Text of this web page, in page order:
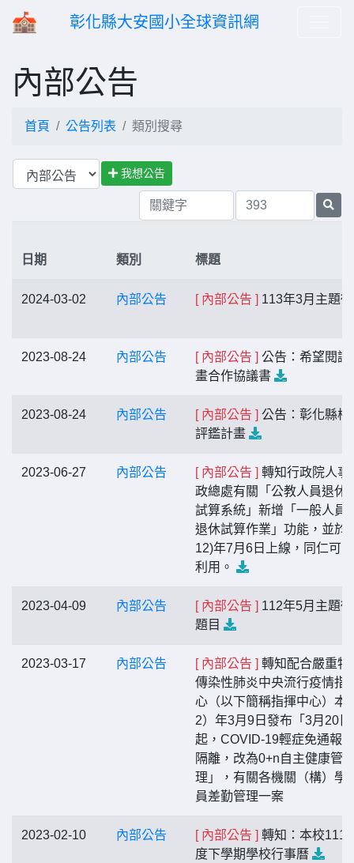
彰化縣大安國小全球資訊網
內部公告
首頁 公告列表 類別搜尋
我想公告
日期 類別 標題
2024-03-02 內部公告 [ 內部公告 ] 113年3月主題
2023-08-24 內部公告 [ 內部公告 ] 公告：希望閱讀
畫合作協議書
2023-08-24 內部公告 [ 內部公告 ] 公告：彰化縣校
評鑑計畫
2023-06-27 內部公告 [ 內部公告 ] 轉知行政院人事
政總處有關「公教人員退休
試算系統」新增「一般人員
退休試算作業」功能，並於
12)年7月6日上線，同仁可
利用。
2023-04-09 內部公告 [ 內部公告 ] 112年5月主題
題目
2023-03-17 內部公告 [ 內部公告 ] 轉知配合嚴重特
傳染性肺炎中央流行疫情指
心（以下簡稱指揮中心）本
2）年3月9日發布「3月20日
起，COVID-19輕症免通報
隔離，改為0+n自主健康管
理」，有關各機關（構）學
員差勤管理一案
2023-02-10 內部公告 [ 內部公告 ] 轉知：本校111
度下學期學校行事曆